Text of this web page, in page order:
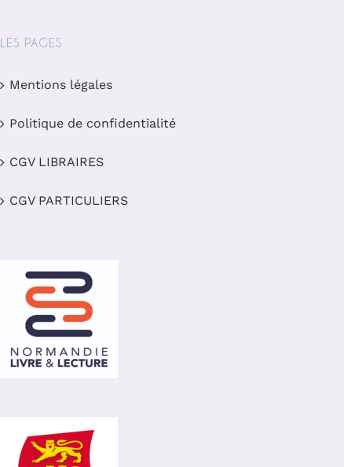
LES PAGES
Mentions légales
Politique de confidentialité
CGV LIBRAIRES
CGV PARTICULIERS